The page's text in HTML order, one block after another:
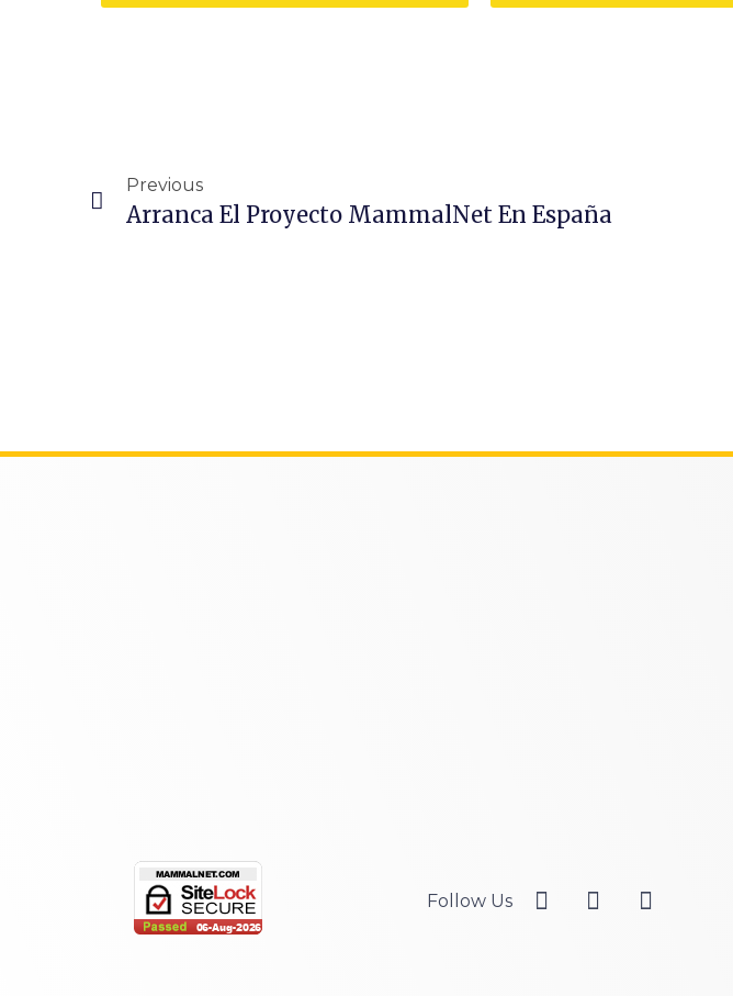
Previous
Arranca El Proyecto MammalNet En España
Follow Us